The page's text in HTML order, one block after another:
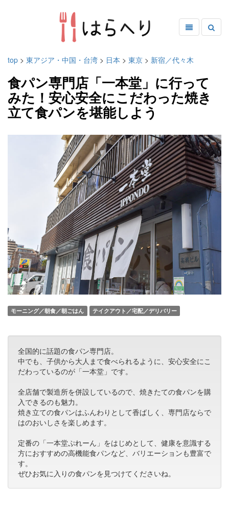
top > 東アジア・中国・台湾 > 日本 > 東京 > 新宿／代々木
食パン専門店「一本堂」に行って
みた！安心安全にこだわった焼き
立て食パンを堪能しよう
モーニング／朝食／朝ごはん テイクアウト／宅配／デリバリー
全国的に話題の食パン専門店。
中でも、子供から大人まで食べられるように、安心安全にこ
だわっているのが「一本堂」です。
全店舗で製造所を併設しているので、焼きたての食パンを購
入できるのも魅力。
焼き立ての食パンはふんわりとして香ばしく、専門店ならで
はのおいしさを楽しめます。
定番の「一本堂ぷれーん」をはじめとして、健康を意識する
方におすすめの高機能食パンなど、バリエーションも豊富で
す。
ぜひお気に入りの食パンを見つけてくださいね。